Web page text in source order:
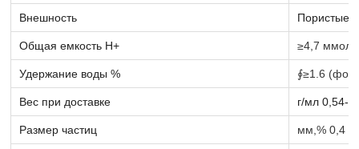
Внешность Пористые
Общая емкость H+ ≥4,7
Удержание воды % ∮≥1.6
Вес при доставке г/мл 0,54-
Размер частиц мм,% 0,4